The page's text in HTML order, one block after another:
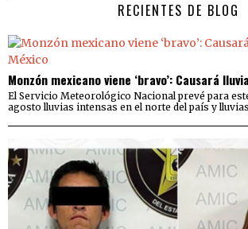
RECIENTES DE BLOG
Monzón mexicano viene ‘bravo’: Causará
El Servicio Meteorológico Nacional prevé para
agosto lluvias intensas en el norte del país y